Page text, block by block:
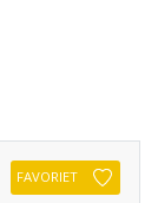
FAVORIET